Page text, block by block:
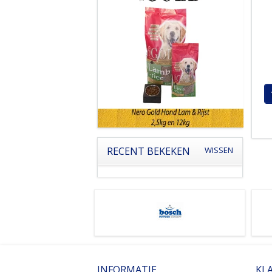
RECENT BEKEKEN WISSEN